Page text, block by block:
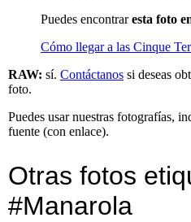
Puedes encontraresta foto
Cómo llegar a las Cinque
RAW: sí. Contáctanos si deseas
foto.
Puedes usar nuestras fotografías,
fuente (con enlace).
Otras fotos
#Manarola